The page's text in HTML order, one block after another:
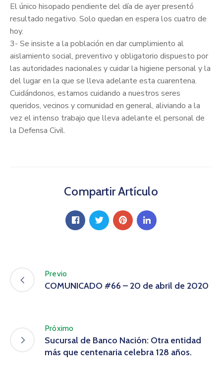
El único hisopado pendiente del día de ayer presentó
resultado negativo. Solo quedan en espera los cuatro de
hoy.
3- Se insiste a la población en dar cumplimiento al
aislamiento social, preventivo y obligatorio dispuesto por
las autoridades nacionales y cuidar la higiene personal y la
del lugar en la que se lleva adelante esta cuarentena.
Cuidándonos, estamos cuidando a nuestros seres
queridos, vecinos y comunidad en general, aliviando a la
vez el intenso trabajo que lleva adelante el personal de
la Defensa Civil.
Compartir Artículo
Previo
COMUNICADO #66 – 20 de abril de 2020
Próximo
Sucursal de Banco Nación: Otra entidad
más que centenaria celebra 128 años.